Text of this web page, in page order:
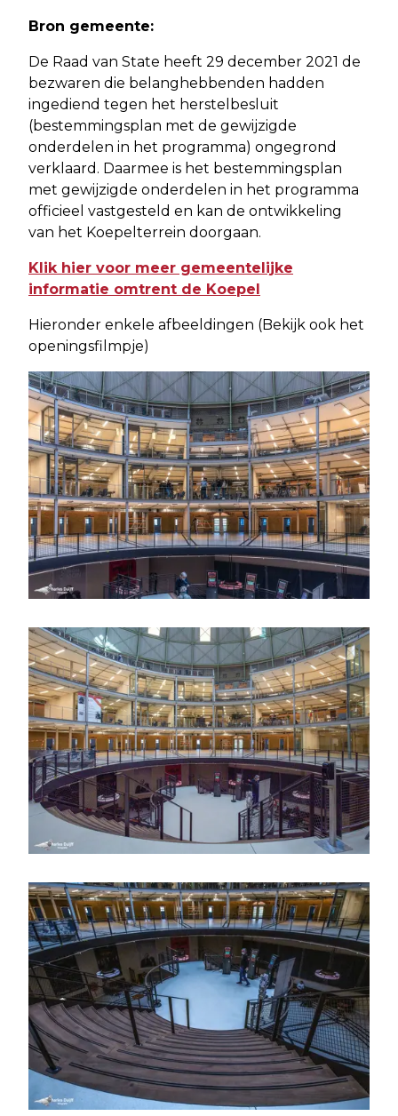
Bron gemeente:
De Raad van State heeft 29 december 2021 de
bezwaren die belanghebbenden hadden
ingediend tegen het herstelbesluit
(bestemmingsplan met de gewijzigde
onderdelen in het programma) ongegrond
verklaard. Daarmee is het bestemmingsplan
met gewijzigde onderdelen in het programma
officieel vastgesteld en kan de ontwikkeling
van het Koepelterrein doorgaan.
Klik hier voor meer gemeentelijke
informatie omtrent de Koepel
Hieronder enkele afbeeldingen (Bekijk ook het
openingsfilmpje)